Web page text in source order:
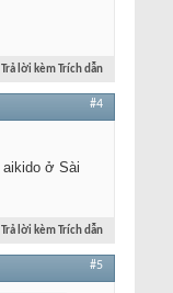
Trả lời kèm Trích dẫn
#4
ở Sài
Trả lời kèm Trích dẫn
#5